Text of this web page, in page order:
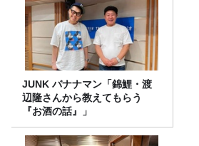
JUNK バナナマン「錦鯉・渡
辺隆さんから教えてもらう
『お酒の話』」